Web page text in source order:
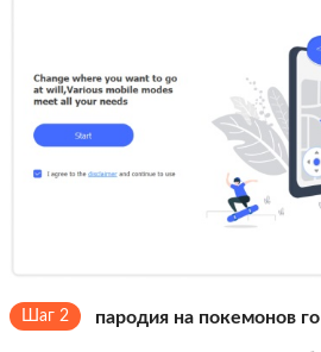
Шаг 2 пародия на покемонов го